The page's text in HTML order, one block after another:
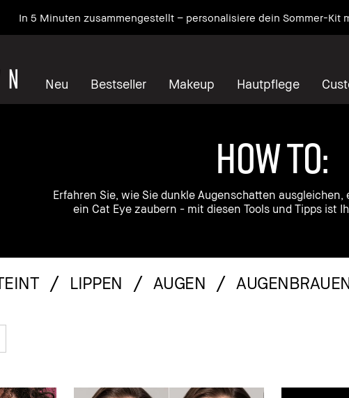
Jetzt zum Newsletter anmelden und 15% auf deine erste Bestellung
Neu Bestseller Makeup Hautpflege
HOW TO:
Erfahren Sie, wie Sie dunkle Augenschatten
ein Cat Eye zaubern - mit diesen Tools und Tipps ist
LIPPEN AUGEN